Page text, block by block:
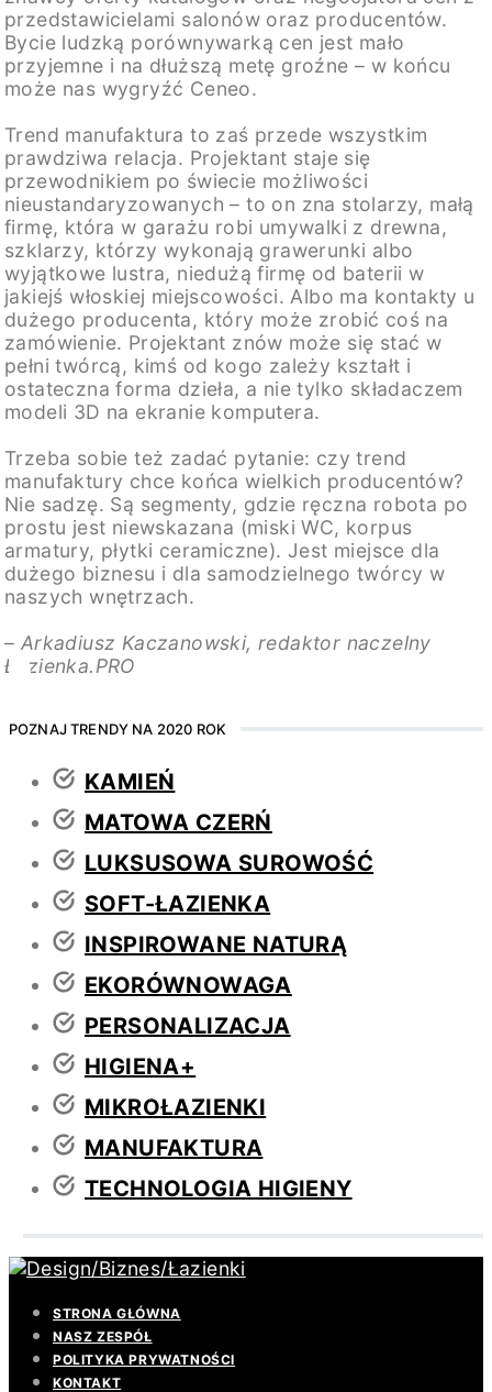
przedstawicielami salonów oraz producentów.
Bycie ludzką porównywarką cen jest mało
przyjemne i na dłuższą metę groźne – w końcu
może nas wygryźć Ceneo.
Trend manufaktura to zaś przede wszystkim
prawdziwa relacja. Projektant staje się
przewodnikiem po świecie możliwości
nieustandaryzowanych – to on zna stolarzy, małą
firmę, która w garażu robi umywalki z drewna,
szklarzy, którzy wykonają grawerunki albo
wyjątkowe lustra, niedużą firmę od baterii w
jakiejś włoskiej miejscowości. Albo ma kontakty u
dużego producenta, który może zrobić coś na
zamówienie. Projektant znów może się stać w
pełni twórcą, kimś od kogo zależy kształt i
ostateczna forma dzieła, a nie tylko składaczem
modeli 3D na ekranie komputera.
Trzeba sobie też zadać pytanie: czy trend
manufaktury chce końca wielkich producentów?
Nie sadzę. Są segmenty, gdzie ręczna robota po
prostu jest niewskazana (miski WC, korpus
armatury, płytki ceramiczne). Jest miejsce dla
dużego biznesu i dla samodzielnego twórcy w
naszych wnętrzach.
– Arkadiusz Kaczanowski, redaktor naczelny
Łazienka.PRO
POZNAJ TRENDY NA 2020 ROK
KAMIEŃ
MATOWA CZERŃ
LUKSUSOWA SUROWOŚĆ
SOFT-ŁAZIENKA
INSPIROWANE NATURĄ
EKORÓWNOWAGA
PERSONALIZACJA
HIGIENA+
MIKROŁAZIENKI
MANUFAKTURA
TECHNOLOGIA HIGIENY
STRONA GŁÓWNA
NASZ ZESPÓŁ
POLITYKA PRYWATNOŚCI
KONTAKT